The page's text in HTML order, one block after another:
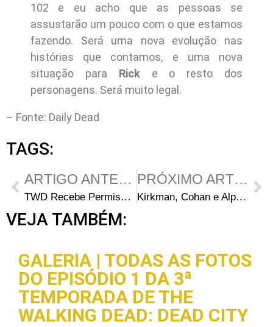
102 e eu acho que as pessoas se
assustarão um pouco com o que estamos
fazendo. Será uma nova evolução nas
histórias que contamos, e uma nova
situação para Rick e o resto dos
personagens. Será muito legal.
– Fonte: Daily Dead
TAGS:
ARTIGO ANTERIOR
TWD Recebe Permissão para Aumentar Área de Gravação
PRÓXIMO ARTIGO
Kirkman, Cohan e Alpert Falam Sobre a 3ª Temporada
VEJA TAMBÉM:
GALERIA | TODAS AS FOTOS
DO EPISÓDIO 1 DA 3ª
TEMPORADA DE THE
WALKING DEAD: DEAD CITY